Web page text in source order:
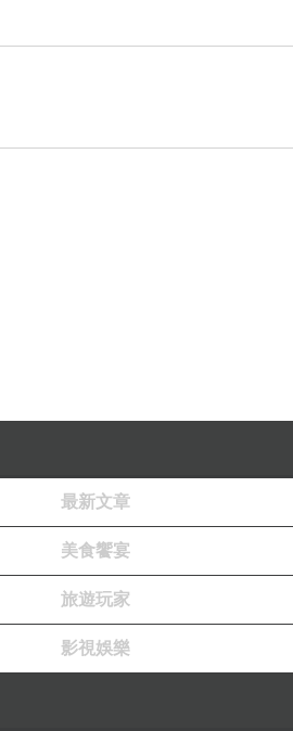
。
乎瀕臨崩潰的我終於連未來之路的
絲絲慎入骨髓，眼淚終於又掉下來
秀的忍者，她必須靠自己的努力闖出
麼靦腆的女生居然能鼓起勇氣和
的背脊，維護著我的自尊，一下下
最新文章
美食饗宴
旅遊玩家
影視娛樂